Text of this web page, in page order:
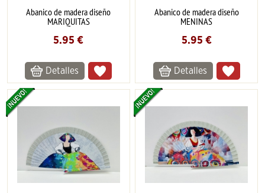
Abanico de madera diseño
MARIQUITAS
5.95 €
Detalles
Abanico de madera diseño
MENINAS
5.95 €
Detalles